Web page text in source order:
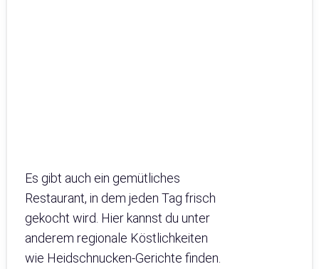
Es gibt auch ein gemütliches
Restaurant, in dem jeden Tag frisch
gekocht wird. Hier kannst du unter
anderem regionale Köstlichkeiten
wie Heidschnucken-Gerichte finden.